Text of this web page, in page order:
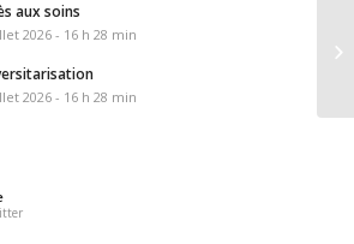
aux soins
2026 - 16 h 28 min
2026 - 16 h 28 min